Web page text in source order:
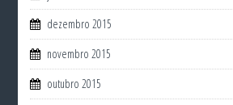
dezembro 2015
novembro 2015
outubro 2015